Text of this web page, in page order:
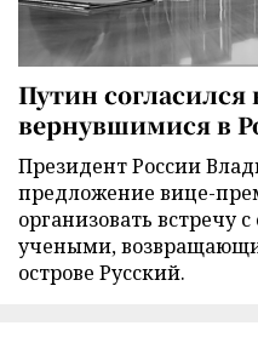
Путин согласился
вернувшимися в
Президент России
предложение вице-
организовать встречу
учеными,
острове Русский.